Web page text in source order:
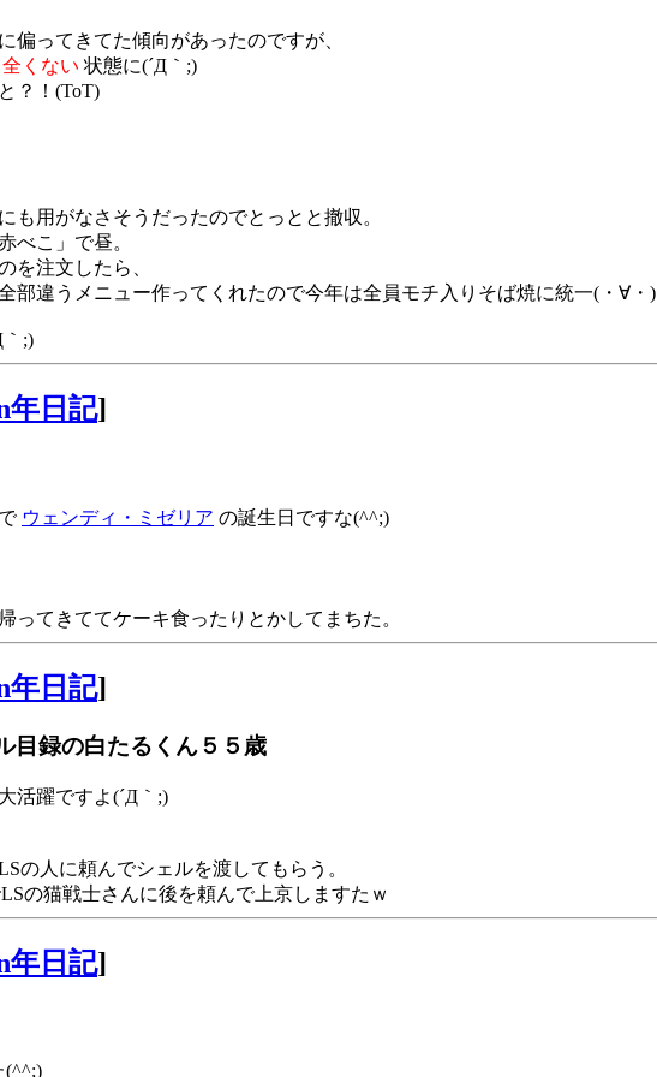
偏ってきてた傾向があったのですが、
全くない 状態に(´Д｀;)
？！(ToT)
も用がなさそうだったのでとっとと撤収。
べこ」で昼。
を注文したら、
部違うメニュー作ってくれたので今年は全員モチ入りそば焼に統一(・∀・)
;)
年日記]
ウェンディ・ミゼリア の誕生日ですな(^^;)
ってきててケーキ食ったりとかしてまちた。
年日記]
目録の白たるくん５５歳
活躍ですよ(´Д｀;)
の人に頼んでシェルを渡してもらう。
の猫戦士さんに後を頼んで上京しますたｗ
年日記]
(^^;)